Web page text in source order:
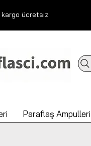
ücretsiz
Paraflaş Ampulleri